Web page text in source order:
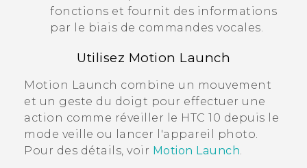
fonctions et fournit des informations
par le biais de commandes vocales.
Utilisez Motion Launch
Motion Launch combine un mouvement
et un geste du doigt pour effectuer une
action comme réveiller le HTC 10 depuis le
mode veille ou lancer l'appareil photo.
Pour des détails, voir Motion Launch